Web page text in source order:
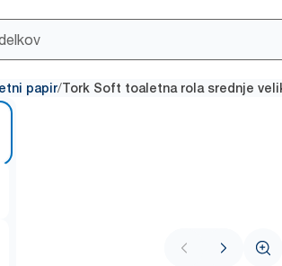
papir/Tork Soft toaletna rola srednje